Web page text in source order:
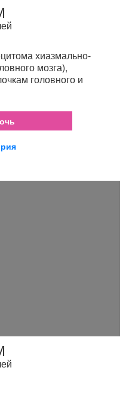
хиазмально-
мозга),
головного и